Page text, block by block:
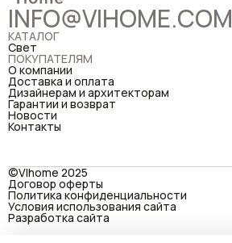
INFO@VIHOME.COM
КАТАЛОГ
Свет
ПОКУПАТЕЛЯМ
О компании
Доставка и оплата
Дизайнерам и архитекторам
Гарантии и возврат
Новости
Контакты
©VIhome 2025
Договор оферты
Политика конфиденциальности
Условия использования сайта
Разработка сайта